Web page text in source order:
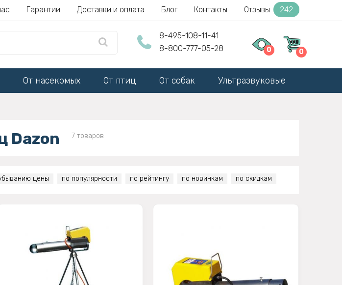
Гарантии Доставки и оплата Блог Контакты Отзывы 242
8-495-108-11-41
8-800-777-05-28
0 0
От насекомых От птиц От собак Ультразвуковые
Dazon 7 товаров
цены по популярности по рейтингу по новинкам по скидкам